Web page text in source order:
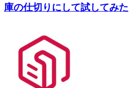
庫の仕切りにして試してみた